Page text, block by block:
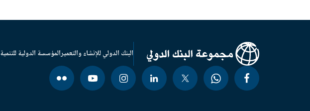
البنك الدولي للإنشاء والتعميرالمؤسسة الدولية للتنمية